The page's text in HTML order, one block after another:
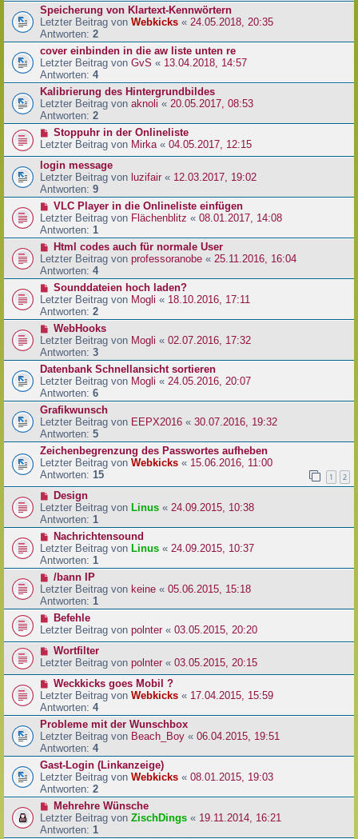
Speicherung von Klartext-Kennwörtern
Letzter Beitrag von Webkicks « 24.05.2018, 20:35
Antworten: 2
cover einbinden in die aw liste unten re
Letzter Beitrag von GvS « 13.04.2018, 14:57
Antworten: 4
Kalibrierung des Hintergrundbildes
Letzter Beitrag von aknoli « 20.05.2017, 08:53
Antworten: 2
Stoppuhr in der Onlineliste
Letzter Beitrag von Mirka « 04.05.2017, 12:15
login message
Letzter Beitrag von luzifair « 12.03.2017, 19:02
Antworten: 9
VLC Player in die Onlineliste einfügen
Letzter Beitrag von Flächenblitz « 08.01.2017, 14:08
Antworten: 1
Html codes auch für normale User
Letzter Beitrag von professoranobe « 25.11.2016, 16:04
Antworten: 4
Sounddateien hoch laden?
Letzter Beitrag von Mogli « 18.10.2016, 17:11
Antworten: 2
WebHooks
Letzter Beitrag von Mogli « 02.07.2016, 17:32
Antworten: 3
Datenbank Schnellansicht sortieren
Letzter Beitrag von Mogli « 24.05.2016, 20:07
Antworten: 6
Grafikwunsch
Letzter Beitrag von EEPX2016 « 30.07.2016, 19:32
Antworten: 5
Zeichenbegrenzung des Passwortes aufheben
Letzter Beitrag von Webkicks « 15.06.2016, 11:00
Antworten: 15 1 2
Design
Letzter Beitrag von Linus « 24.09.2015, 10:38
Antworten: 1
Nachrichtensound
Letzter Beitrag von Linus « 24.09.2015, 10:37
Antworten: 1
/bann IP
Letzter Beitrag von keine « 05.06.2015, 15:18
Antworten: 1
Befehle
Letzter Beitrag von polnter« 03.05.2015, 20:20
Wortfilter
Letzter Beitrag von polnter « 03.05.2015, 20:15
Weckkicks goes Mobil ?
Letzter Beitrag von Webkicks « 17.04.2015, 15:59
Antworten: 4
Probleme mit der Wunschbox
Letzter Beitrag von Beach_Boy « 06.04.2015, 19:51
Antworten: 4
Gast-Login (Linkanzeige)
Letzter Beitrag von Webkicks « 08.01.2015, 19:03
Antworten: 2
Mehrehre Wünsche
Letzter Beitrag von ZischDings « 19.11.2014, 16:21
Antworten: 1